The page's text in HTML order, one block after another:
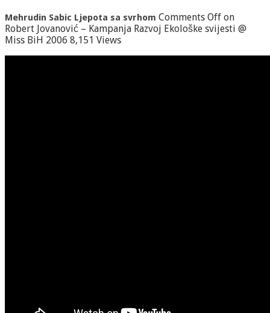
Mehrudin Sabic Ljepota sa svrhom Comments Off on
Robert Jovanović – Kampanja Razvoj Ekološke svijesti @
Miss BiH 2006 8,151 Views